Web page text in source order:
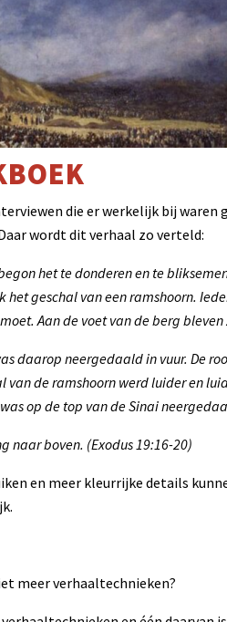
die er werkelijk bij waren
wordt dit verhaal zo verteld:
het te donderen en te
geschal van een ramshoorn.
Aan de voet van de berg bleven
daarop neergedaald in vuur. De
de ramshoorn werd luider en
op de top van de Sinai
naar boven. (Exodus 19:16-20)
en meer kleurrijke details
meer verhaaltechnieken?